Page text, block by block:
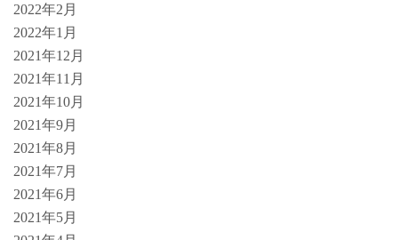
2022年2月
2022年1月
2021年12月
2021年11月
2021年10月
2021年9月
2021年8月
2021年7月
2021年6月
2021年5月